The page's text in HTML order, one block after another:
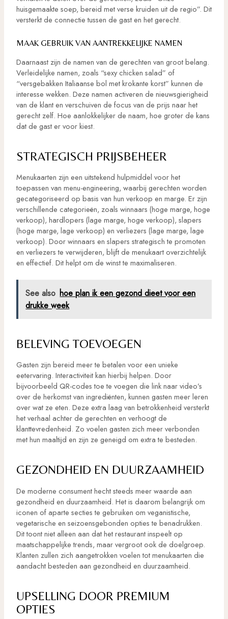
huisgemaakte soep, bereid met verse kruiden uit de regio”. Dit
versterkt de connectie tussen de gast en het gerecht.
MAAK GEBRUIK VAN AANTREKKELIJKE NAMEN
Daarnaast zijn de namen van de gerechten van groot belang.
Verleidelijke namen, zoals “sexy chicken salad” of
“versgebakken Italiaanse bol met krokante korst” kunnen de
interesse wekken. Deze namen activeren de nieuwsgierigheid
van de klant en verschuiven de focus van de prijs naar het
gerecht zelf. Hoe aanlokkelijker de naam, hoe groter de kans
dat de gast er voor kiest.
STRATEGISCH PRIJSBEHEER
Menukaarten zijn een uitstekend hulpmiddel voor het
toepassen van menu-engineering, waarbij gerechten worden
gecategoriseerd op basis van hun verkoop en marge. Er zijn
verschillende categorieën, zoals winnaars (hoge marge, hoge
verkoop), hardlopers (lage marge, hoge verkoop), slapers
(hoge marge, lage verkoop) en verliezers (lage marge, lage
verkoop). Door winnaars en slapers strategisch te promoten
en verliezers te verwijderen, blijft de menukaart overzichtelijk
en effectief. Dit helpt om de winst te maximaliseren.
See also hoe plan ik een gezond dieet voor een
drukke week
BELEVING TOEVOEGEN
Gasten zijn bereid meer te betalen voor een unieke
eetervaring. Interactiviteit kan hierbij helpen. Door
bijvoorbeeld QR-codes toe te voegen die link naar video’s
over de herkomst van ingrediënten, kunnen gasten meer leren
over wat ze eten. Deze extra laag van betrokkenheid versterkt
het verhaal achter de gerechten en verhoogt de
klanttevredenheid. Zo voelen gasten zich meer verbonden
met hun maaltijd en zijn ze geneigd om extra te besteden.
GEZONDHEID EN DUURZAAMHEID
De moderne consument hecht steeds meer waarde aan
gezondheid en duurzaamheid. Het is daarom belangrijk om
iconen of aparte secties te gebruiken om veganistische,
vegetarische en seizoensgebonden opties te benadrukken.
Dit toont niet alleen aan dat het restaurant inspeelt op
maatschappelijke trends, maar vergroot ook de doelgroep.
Klanten zullen zich aangetrokken voelen tot menukaarten die
aandacht besteden aan gezondheid en duurzaamheid.
UPSELLING DOOR PREMIUM
OPTIES